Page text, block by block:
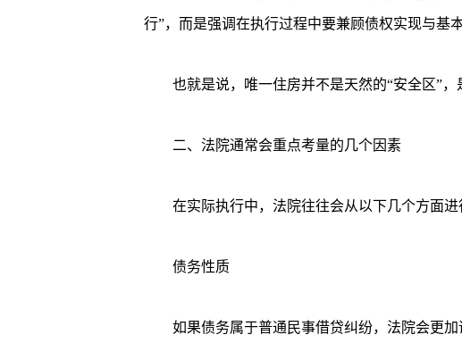
行”，而是强调在执行过程中要兼顾债权实现与基
也就是说，唯一住房并不是天然的“安全区”，
二、法院通常会重点考量的几个因素
在实际执行中，法院往往会从以下几个方面进
债务性质
如果债务属于普通民事借贷纠纷，法院会更加